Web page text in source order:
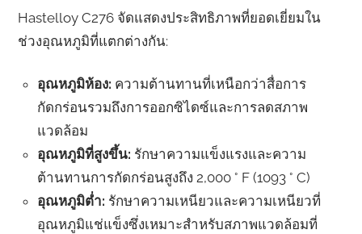
Hastelloy C276 จัดแสดงประสิทธิภาพที่ยอดเยี่ยมใน
ช่วงอุณหภูมิที่แตกต่างกัน:
อุณหภูมิห้อง: ความต้านทานที่เหนือกว่าสื่อการ
กัดกร่อนรวมถึงการออกซิไดซ์และการลดสภาพ
แวดล้อม
อุณหภูมิที่สูงขึ้น: รักษาความแข็งแรงและความ
ต้านทานการกัดกร่อนสูงถึง 2,000 ° F (1093 ° C)
อุณหภูมิต่ำ: รักษาความเหนียวและความเหนียวที่
อุณหภูมิแช่แข็งซึ่งเหมาะสำหรับสภาพแวดล้อมที่